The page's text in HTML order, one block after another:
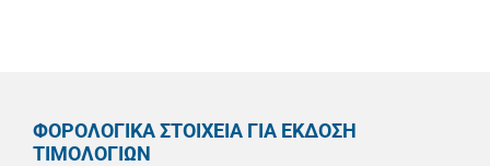
ΦΟΡΟΛΟΓΙΚΑ ΣΤΟΙΧΕΙΑ ΓΙΑ ΕΚΔΟΣΗ
ΤΙΜΟΛΟΓΙΩΝ